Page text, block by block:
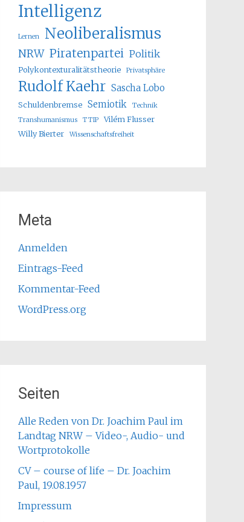
Intelligenz
Lernen Neoliberalismus
NRW Piratenpartei Politik
Polykontexturalitätstheorie Privatsphäre
Rudolf Kaehr Sascha Lobo
Schuldenbremse Semiotik
Technik
Transhumanismus
TTIP
Vilém Flusser
Willy Bierter
Wissenschaftsfreiheit
Meta
Anmelden
Eintrags-Feed
Kommentar-Feed
WordPress.org
Seiten
Alle Reden von Dr. Joachim Paul im
Landtag NRW – Video-, Audio- und
Wortprotokolle
CV – course of life – Dr. Joachim
Paul, 19.08.1957
Impressum